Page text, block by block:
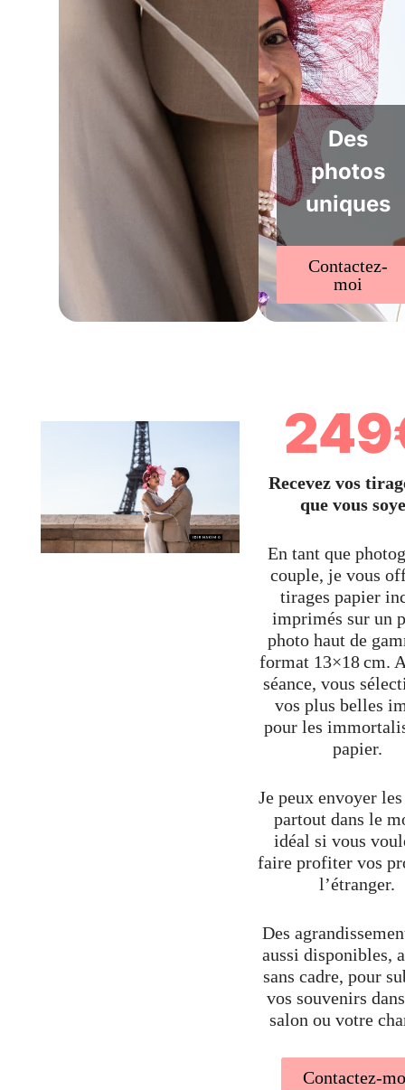
Des
photos
uniques
Contactez-
moi
Recevez vos
que vous
En tant que
couple, je vous
tirages papier
imprimés sur un
photo haut de
format 13×18 cm.
séance, vous
vos plus belles
pour les
papier.
Je peux envoyer
partout dans le
idéal si vous
faire profiter vos
l’étranger.
Des
aussi disponibles,
sans cadre, pour
vos souvenirs
salon ou votre
Contactez-